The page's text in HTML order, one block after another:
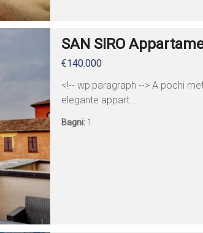
SAN SIRO
€140.000
<!-- wp:paragraph --> A pochi
elegante appart...
Bagni: 1